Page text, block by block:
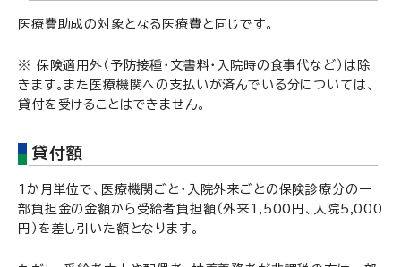
医療費助成の対象となる医療費と同じです。
※ 保険適用外（予防接種・文書料・入院時の食事代など）は除
きます。また医療機関への支払いが済んでいる分については、
貸付を受けることはできません。
貸付額
1か月単位で、医療機関ごと・入院外来ごとの保険診療分の一
部負担金の金額から受給者負担額（外来1,500円、入院5,000
円）を差し引いた額となります。